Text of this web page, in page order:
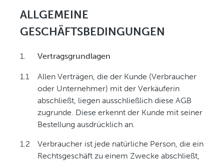
ALLGEMEINE
GESCHÄFTSBEDINGUNGEN
1. Vertragsgrundlagen
1.1
Allen Verträgen, die der Kunde (Verbraucher
oder Unternehmer) mit der Verkäuferin
abschließt, liegen ausschließlich diese AGB
zugrunde. Diese erkennt der Kunde mit seiner
Bestellung ausdrücklich an.
1.2
Verbraucher ist jede natürliche Person, die ein
Rechtsgeschäft zu einem Zwecke abschließt,